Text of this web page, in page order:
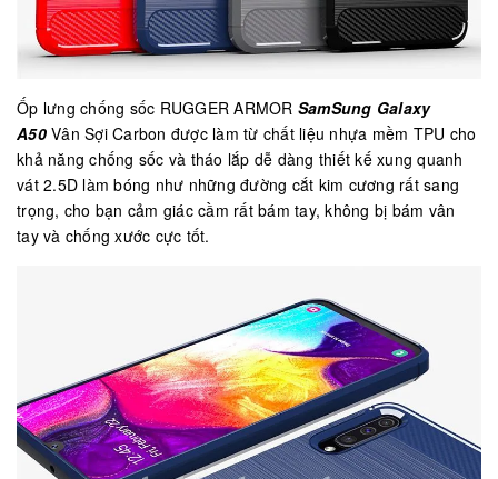
Ốp lưng chống sốc RUGGER ARMOR SamSung Galaxy
A50Vân Sợi Carbon được làm từ chất liệu nhựa mềm TPU cho
khả năng chống sốc và tháo lắp dễ dàng thiết kế xung quanh
vát 2.5D làm bóng như những đường cắt kim cương rất sang
trọng, cho bạn cảm giác cầm rất bám tay, không bị bám vân
tay và chống xước cực tốt.